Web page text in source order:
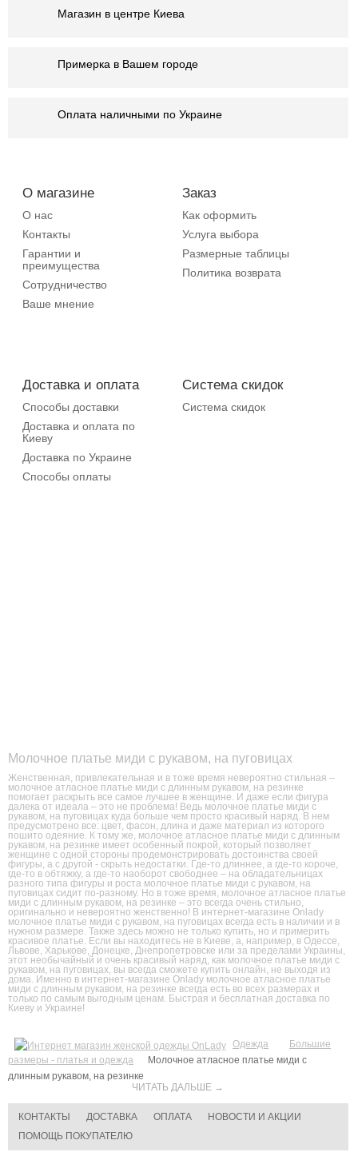
Молочное платье миди с рукавом, на пуговицах
Женственная, привлекательная и в тоже время невероятно стильная –
молочное атласное платье миди с длинным рукавом, на резинке
помогает раскрыть все самое лучшее в женщине. И даже если фигура
далека от идеала – это не проблема! Ведь молочное платье миди с
рукавом, на пуговицах куда больше чем просто красивый наряд. В нем
предусмотрено все: цвет, фасон, длина и даже материал из которого
пошито одеяние. К тому же, молочное атласное платье миди с длинным
рукавом, на резинке имеет особенный покрой, который позволяет
женщине с одной стороны продемонстрировать достоинства своей
фигуры, а с другой - скрыть недостатки. Где-то длиннее, а где-то короче,
где-то в обтяжку, а где-то наоборот свободнее – на обладательницах
разного типа фигуры и роста молочное платье миди с рукавом, на
пуговицах сидит по-разному. Но в тоже время, молочное атласное платье
миди с длинным рукавом, на резинке – это всегда очень стильно,
оригинально и невероятно женственно! В интернет-магазине Onlady
молочное платье миди с рукавом, на пуговицах всегда есть в наличии и в
нужном размере. Также здесь можно не только купить, но и примерить
красивое платье. Если вы находитесь не в Киеве, а, например, в Одессе,
Львове, Харькове, Донецке, Днепропетровске или за пределами Украины,
этот необычайный и очень красивый наряд, как молочное платье миди с
рукавом, на пуговицах, вы всегда сможете купить онлайн, не выходя из
дома. Именно в интернет-магазине Onlady молочное атласное платье
миди с длинным рукавом, на резинке всегда есть во всех размерах и
только по самым выгодным ценам. Быстрая и бесплатная доставка по
Киеву и Украине!
ЧИТАТЬ ДАЛЬШЕ →
Магазин в центре Киева
Примерка в Вашем городе
Оплата наличными по Украине
О магазине
О нас
Контакты
Гарантии и
преимущества
Сотрудничество
Ваше мнение
Заказ
Как оформить
Услуга выбора
Размерные таблицы
Политика возврата
Доставка и оплата
Способы доставки
Доставка и оплата по
Киеву
Доставка по Украине
Способы оплаты
Система скидок
Система скидок
Одежда
Большие
размеры - платья и одежда
Молочное атласное платье миди с
длинным рукавом, на резинке
КОНТАКТЫ ДОСТАВКА ОПЛАТА
НОВОСТИ И АКЦИИ
ПОМОЩЬ ПОКУПАТЕЛЮ